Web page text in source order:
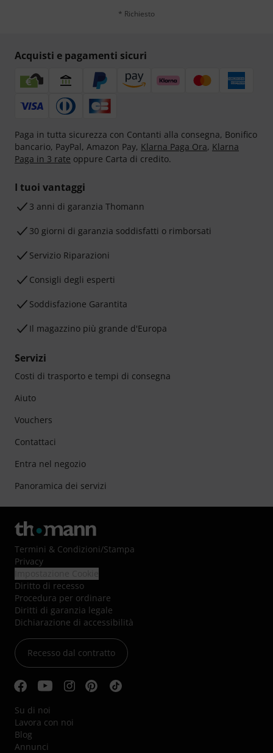
* Richiesto
Acquisti e pagamenti sicuri
Paga in tutta sicurezza con Contanti alla consegna, Bonifico
bancario, PayPal, Amazon Pay, Klarna Paga Ora, Klarna
Paga in 3 rate oppure Carta di credito.
I tuoi vantaggi
3 anni di garanzia Thomann
30 giorni di garanzia soddisfatti o rimborsati
Servizio Riparazioni
Consigli degli esperti
Soddisfazione Garantita
Il magazzino più grande d'Europa
Servizi
Costi di trasporto e tempi di consegna
Aiuto
Vouchers
Contattaci
Entra nel negozio
Panoramica dei servizi
Termini & Condizioni/Stampa
Privacy
Diritto di recesso
Procedura per ordinare
Diritti di garanzia legale
Dichiarazione di accessibilità
Recesso dal contratto
Su di noi
Lavora con noi
Blog
Annunci